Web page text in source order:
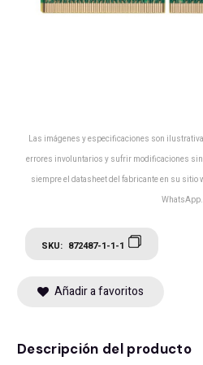
Las imágenes y especificaciones son
errores involuntarios y sufrir modificaciones
siempre el datasheet del fabricante en su sitio
WhatsApp.
SKU: 872487-1-1-1
Añadir a favoritos
Descripción del producto